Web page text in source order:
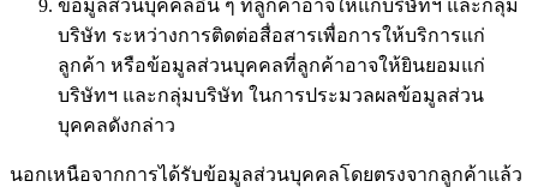
ข้อมูลส่วนบุคคลอื่น ๆ ที่ลูกค้าอาจให้แก่บริษัทฯ และกลุ่ม
บริษัท ระหว่างการติดต่อสื่อสารเพื่อการให้บริการแก่
ลูกค้า หรือข้อมูลส่วนบุคคลที่ลูกค้าอาจให้ยินยอมแก่
บริษัทฯ และกลุ่มบริษัท ในการประมวลผลข้อมูลส่วน
บุคคลดังกล่าว
นอกเหนือจากการได้รับข้อมูลส่วนบุคคลโดยตรงจากลูกค้าแล้ว